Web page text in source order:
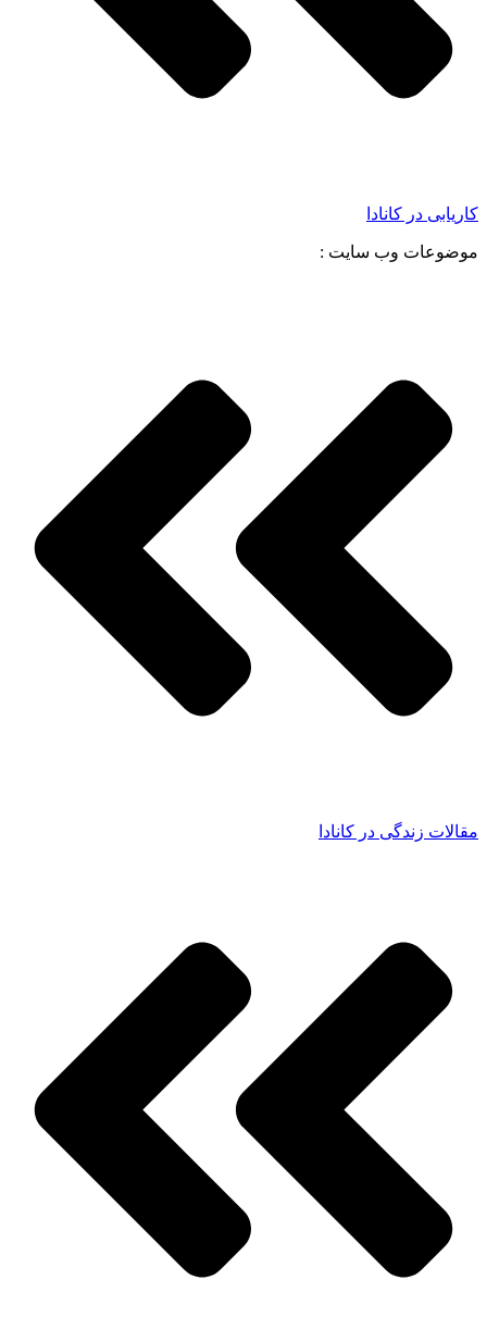
کاریابی در کانادا
موضوعات وب سایت :
مقالات زندگی در کانادا